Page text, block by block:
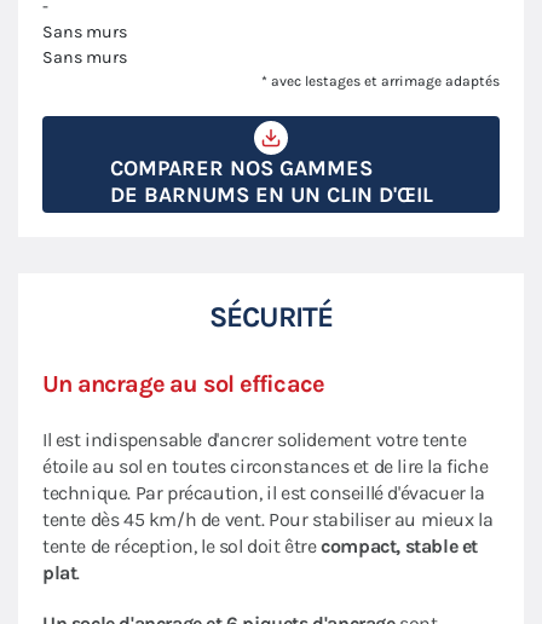
-
Sans murs
Sans murs
* avec lestages et arrimage adaptés
COMPARER NOS GAMMES
DE BARNUMS EN UN CLIN D'ŒIL
SÉCURITÉ
Un ancrage au sol efficace
Il est indispensable d'ancrer solidement votre tente
étoile au sol en toutes circonstances et de lire la fiche
technique. Par précaution, il est conseillé d'évacuer la
tente dès 45 km/h de vent. Pour stabiliser au mieux la
tente de réception, le sol doit êtrecompact, stable et
plat.